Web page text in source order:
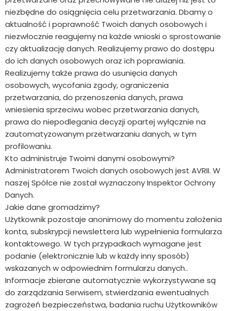
niezbędne do osiągnięcia celu przetwarzania. Dbamy o
aktualność i poprawność Twoich danych osobowych i
niezwłocznie reagujemy na każde wnioski o sprostowanie
czy aktualizację danych. Realizujemy prawo do dostępu
do ich danych osobowych oraz ich poprawiania.
Realizujemy także prawa do usunięcia danych
osobowych, wycofania zgody, ograniczenia
przetwarzania, do przenoszenia danych, prawa
wniesienia sprzeciwu wobec przetwarzania danych,
prawa do niepodlegania decyzji opartej wyłącznie na
zautomatyzowanym przetwarzaniu danych, w tym
profilowaniu.
Kto administruje Twoimi danymi osobowymi?
Administratorem Twoich danych osobowych jest AVRII. W
naszej Spółce nie został wyznaczony Inspektor Ochrony
Danych.
Jakie dane gromadzimy?
Użytkownik pozostaje anonimowy do momentu założenia
konta, subskrypcji newslettera lub wypełnienia formularza
kontaktowego. W tych przypadkach wymagane jest
podanie (elektronicznie lub w każdy inny sposób)
wskazanych w odpowiednim formularzu danych..
Informacje zbierane automatycznie wykorzystywane są
do zarządzania Serwisem, stwierdzania ewentualnych
zagrożeń bezpieczeństwa, badania ruchu Użytkowników